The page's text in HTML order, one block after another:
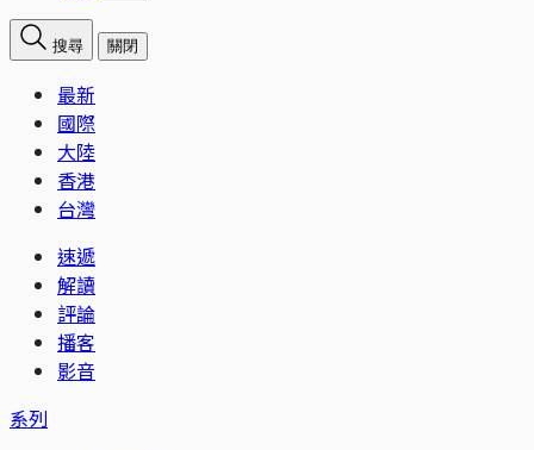
搜尋 關閉
最新
國際
大陸
香港
台灣
速遞
解讀
評論
播客
影音
系列